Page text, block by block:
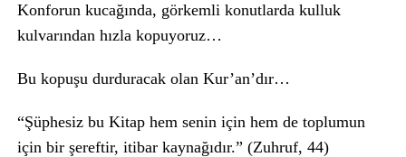
Konforun kucağında, görkemli konutlarda kulluk
kulvarından hızla kopuyoruz…
Bu kopuşu durduracak olan Kur’an’dır…
“Şüphesiz bu Kitap hem senin için hem de toplumun
için bir şereftir, itibar kaynağıdır.” (Zuhruf, 44)